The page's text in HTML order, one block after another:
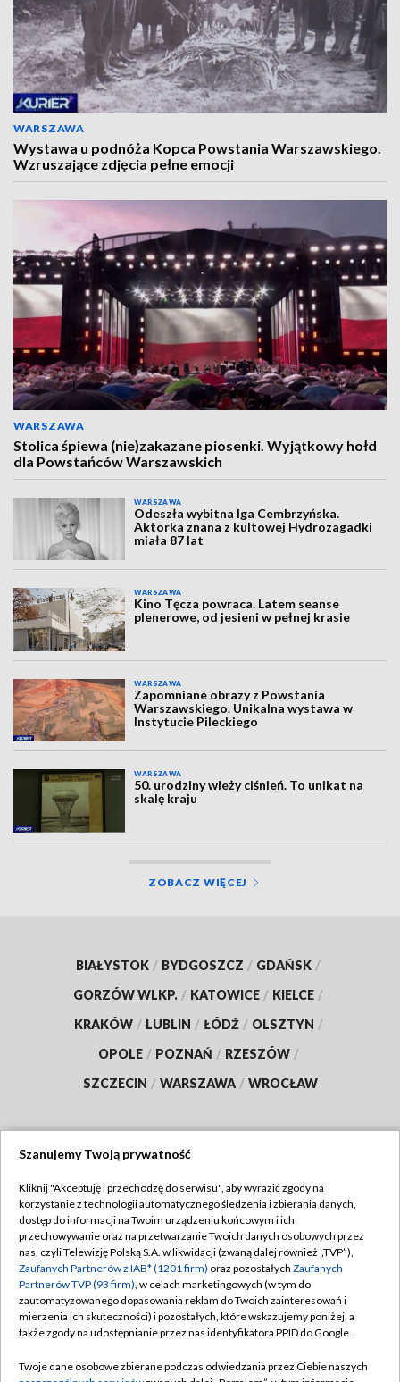
WARSZAWA
Wystawa u podnóża Kopca Powstania Warszawskiego.
Wzruszające zdjęcia pełne emocji
WARSZAWA
Stolica śpiewa (nie)zakazane piosenki. Wyjątkowy hołd
dla Powstańców Warszawskich
WARSZAWA
Odeszła wybitna Iga Cembrzyńska.
Aktorka znana z kultowej Hydrozagadki
miała 87 lat
WARSZAWA
Kino Tęcza powraca. Latem seanse
plenerowe, od jesieni w pełnej krasie
WARSZAWA
Zapomniane obrazy z Powstania
Warszawskiego. Unikalna wystawa w
Instytucie Pileckiego
WARSZAWA
50. urodziny wieży ciśnień. To unikat na
skalę kraju
ZOBACZ WIĘCEJ
BIAŁYSTOK / BYDGOSZCZ / GDAŃSK /
GORZÓW WLKP. / KATOWICE / KIELCE /
KRAKÓW / LUBLIN / ŁÓDŹ / OLSZTYN /
OPOLE / POZNAŃ / RZESZÓW /
SZCZECIN / WARSZAWA / WROCŁAW
TVP
Abonament TVP
Emisja w TVP
Centrum informacji TVP
Naziemna Telewizja Cyfrowa
Regulamin TVP
Polityka prywatności
Moje zgody
Pomoc
Szanujemy Twoją prywatność
Kliknij "Akceptuję i przechodzę do serwisu", aby wyrazić zgody na
korzystanie z technologii automatycznego śledzenia i zbierania danych,
dostęp do informacji na Twoim urządzeniu końcowym i ich
przechowywanie oraz na przetwarzanie Twoich danych osobowych przez
nas, czyli Telewizję Polską S.A. w likwidacji (zwaną dalej również „TVP”),
Zaufanych Partnerów z IAB* (1201 firm) oraz pozostałych Zaufanych
Partnerów TVP (93 firm), w celach marketingowych (w tym do
zautomatyzowanego dopasowania reklam do Twoich zainteresowań i
mierzenia ich skuteczności) i pozostałych, które wskazujemy poniżej, a
także zgody na udostępnianie przez nas identyfikatora PPID do Google.
Twoje dane osobowe zbierane podczas odwiedzania przez Ciebie naszych